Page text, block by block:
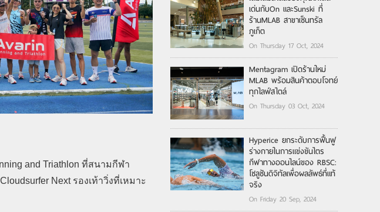
and Triathlon ที่สนามกีฬา
Next รองเท้าวิ่งที่เหมาะ
เด่นกับOn และSunski ที่
ร้านMLAB สาขาเซ็นทรัล
ภูเก็ต
On Thursday 17 Oct, 2024
Mentagram เปิดร้านใหม่
MLAB พร้อมสินค้าตอบโจทย์
ทุกไลฟ์สไตล์
On Thursday 03 Oct, 2024
Hyperice ยกระดับการฟื้นฟู
ร่างกายในการแข่งขันไตร
กีฬาทางออนไลน์ของ RBSC:
โซลูชันดิจิทัลเพื่อผลลัพธ์ที่แท้
จริง
On Friday 20 Sep, 2024